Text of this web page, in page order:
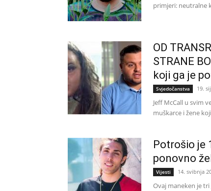
primjeri: neutralne
OD
STRANE
koji ga je
Svjedočanstva 19.
Jeff McCall u svim
muškarce i žene
Potrošio je
ponovno
Vijesti 14. svibnja
Ovaj maneken je